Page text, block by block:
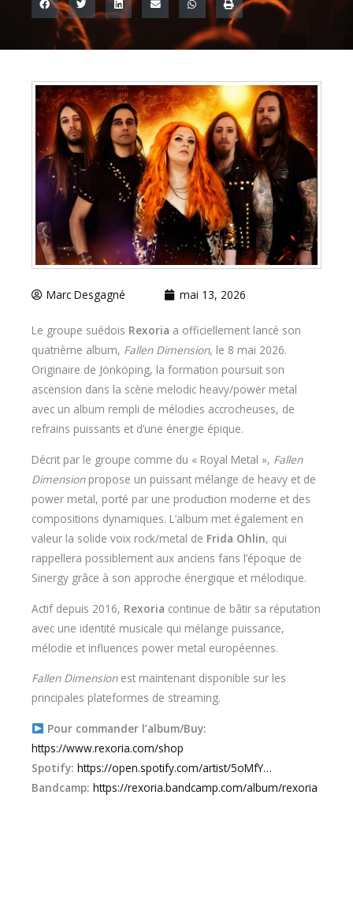
Marc Desgagné mai 13, 2026
Le groupe suédois Rexoria a officiellement lancé son
quatrième album, Fallen Dimension, le 8 mai 2026.
Originaire de Jönköping, la formation poursuit son
ascension dans la scène melodic heavy/power metal
avec un album rempli de mélodies accrocheuses, de
refrains puissants et d’une énergie épique.
Décrit par le groupe comme du « Royal Metal », Fallen
Dimensionpropose un puissant mélange de heavy et de
power metal, porté par une production moderne et des
compositions dynamiques. L’album met également en
valeur la solide voix rock/metal de Frida Ohlin, qui
rappellera possiblement aux anciens fans l’époque de
Sinergy grâce à son approche énergique et mélodique.
Actif depuis 2016, Rexoria continue de bâtir sa réputation
avec une identité musicale qui mélange puissance,
mélodie et influences power metal européennes.
Fallen Dimensionest maintenant disponible sur les
principales plateformes de streaming.
Pour commander l’album/Buy:
https://www.rexoria.com/shop
Spotify: https://open.spotify.com/artist/5oMfY…
Bandcamp: https://rexoria.bandcamp.com/album/rexoria